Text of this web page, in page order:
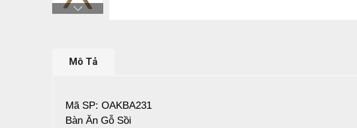
Mô Tả
Mã SP: OAKBA231
Bàn Ăn Gỗ Sồi